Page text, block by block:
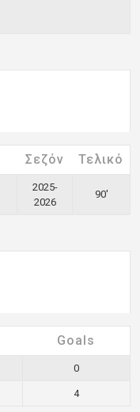
Σεζόν Τελικό
2025-
2026
90'
Goals
0
4